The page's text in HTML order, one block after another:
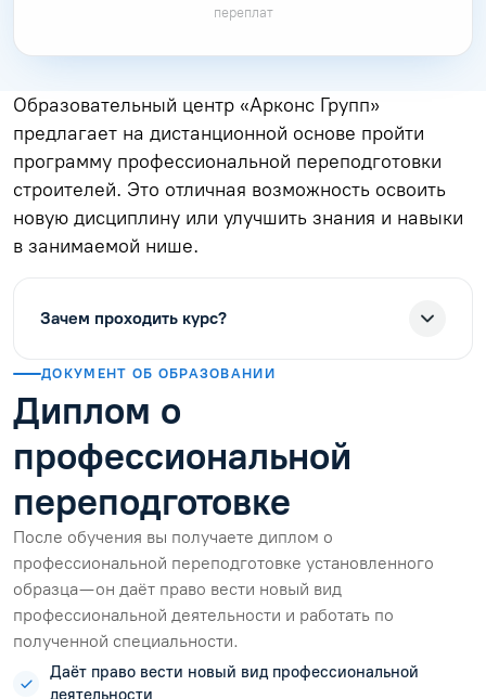
переплат
Образовательный центр «Арконс Групп»
предлагает на дистанционной основе пройти
программу профессиональной переподготовки
строителей. Это отличная возможность освоить
новую дисциплину или улучшить знания и навыки
в занимаемой нише.
Зачем проходить курс?
ДОКУМЕНТ ОБ ОБРАЗОВАНИИ
Диплом о
профессиональной
переподготовке
После обучения вы получаете диплом о
профессиональной переподготовке установленного
образца — он даёт право вести новый вид
профессиональной деятельности и работать по
полученной специальности.
Даёт право вести новый вид профессиональной
деятельности